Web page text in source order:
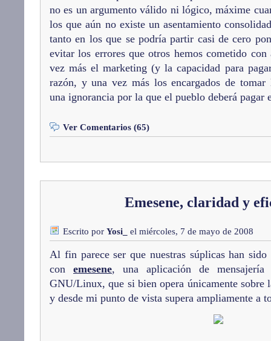
no es un argumento válido ni lógico, máxime
los que aún no existe un asentamiento
tanto en los que se podría partir casi de cero
evitar los errores que otros hemos cometido
vez más el marketing (y la capacidad para
razón, y una vez más los encargados de tomar
una ignorancia por la que el pueblo deberá pagar
Ver Comentarios (65)
Emesene, claridad y
Escrito por Yosi_ el miércoles, 7 de mayo de 2008
Al fin parece ser que nuestras súplicas han sido
con emesene, una aplicación de
GNU/Linux, que si bien opera únicamente sobre
y desde mi punto de vista supera ampliamente a